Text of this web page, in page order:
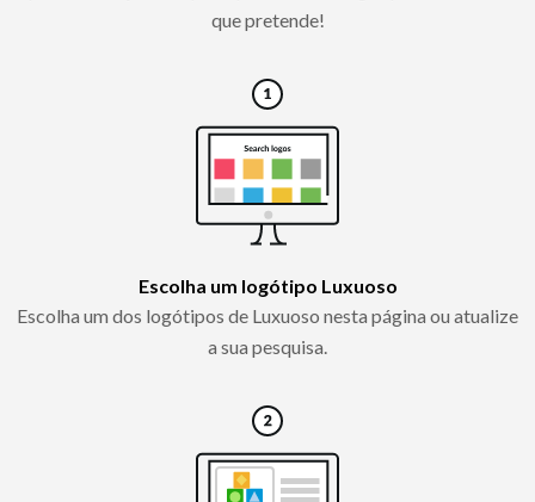
que pretende!
Escolha um logótipo Luxuoso
Escolha um dos logótipos de Luxuoso nesta página ou atualize
a sua pesquisa.